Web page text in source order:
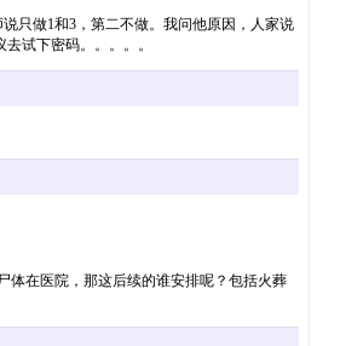
只做1和3，第二不做。我问他原因，人家说
试下密码。。。。。
体在医院，那这后续的谁安排呢？包括火葬